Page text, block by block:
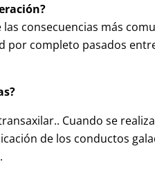
consecuencias más
completo pasados
Cuando se
de los conductos